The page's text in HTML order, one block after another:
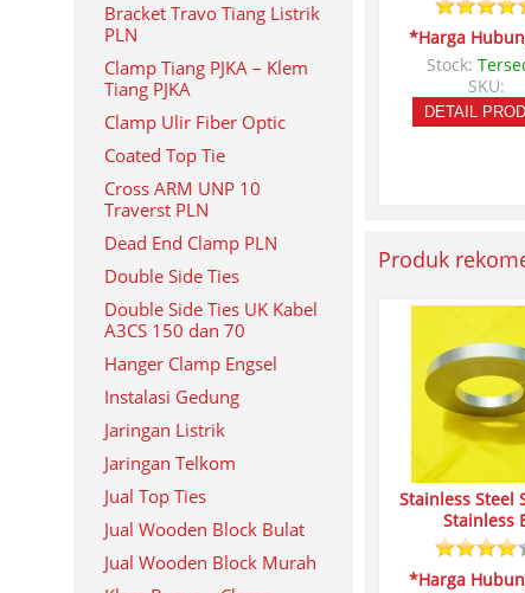
*Harga
Stock:
SKU:
DETAIL
Produk
Stainless Steel
Stainless
*Harga
Bracket Travo Tiang Listrik
PLN
Clamp Tiang PJKA – Klem
Tiang PJKA
Clamp Ulir Fiber Optic
Coated Top Tie
Cross ARM UNP 10
Traverst PLN
Dead End Clamp PLN
Double Side Ties
Double Side Ties UK Kabel
A3CS 150 dan 70
Hanger Clamp Engsel
Instalasi Gedung
Jaringan Listrik
Jaringan Telkom
Jual Top Ties
Jual Wooden Block Bulat
Jual Wooden Block Murah